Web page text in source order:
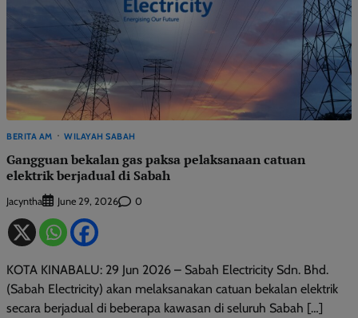
BERITA AM WILAYAH SABAH
Gangguan bekalan gas paksa pelaksanaan catuan
elektrik berjadual di Sabah
Jacyntha June 29, 2026 0
KOTA KINABALU: 29 Jun 2026 – Sabah Electricity Sdn. Bhd.
(Sabah Electricity) akan melaksanakan catuan bekalan elektrik
secara berjadual di beberapa kawasan di seluruh Sabah […]